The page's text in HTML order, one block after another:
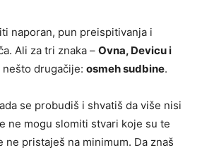
naporan, pun preispitivanja i
Ali za tri znaka – Ovna, Devicu i
drugačije: osmeh sudbine.
se probudiš i shvatiš da više nisi
ne mogu slomiti stvari koje su te
ne pristaješ na minimum. Da znaš